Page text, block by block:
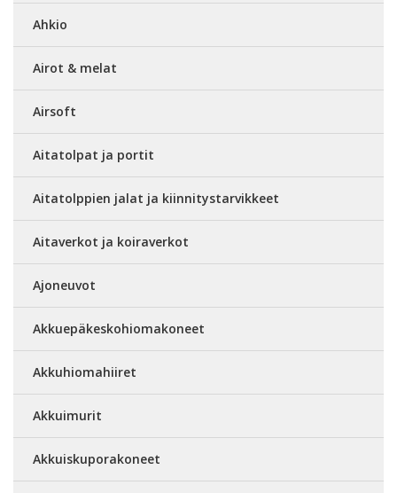
Ahkio
Airot & melat
Airsoft
Aitatolpat ja portit
Aitatolppien jalat ja kiinnitystarvikkeet
Aitaverkot ja koiraverkot
Ajoneuvot
Akkuepäkeskohiomakoneet
Akkuhiomahiiret
Akkuimurit
Akkuiskuporakoneet